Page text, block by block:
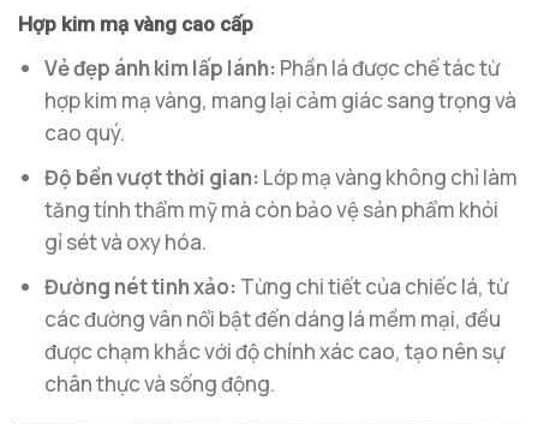
Hợp kim mạ vàng cao cấp
Vẻ đẹp ánh kim lấp lánh: Phần lá được chế tác từ
hợp kim mạ vàng, mang lại cảm giác sang trọng và
cao quý.
Độ bền vượt thời gian: Lớp mạ vàng không chỉ làm
tăng tính thẩm mỹ mà còn bảo vệ sản phẩm khỏi
gỉ sét và oxy hóa.
Đường nét tinh xảo: Từng chi tiết của chiếc lá, từ
các đường vân nổi bật đến dáng lá mềm mại, đều
được chạm khắc với độ chính xác cao, tạo nên sự
chân thực và sống động.